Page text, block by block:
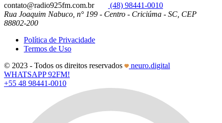
contato@radio925fm.com.br
(48) 98441-0010
Rua Joaquim Nabuco, n° 199 - Centro - Criciúma - SC, CEP
88802-200
Política de Privacidade
Termos de Uso
© 2023 - Todos os direitos reservados
neuro.digital
WHATSAPP 92FM!
+55 48 98441-0010